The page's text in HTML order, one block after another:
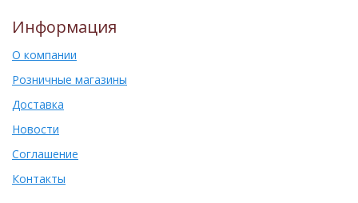
Информация
О компании
Розничные магазины
Доставка
Новости
Соглашение
Контакты